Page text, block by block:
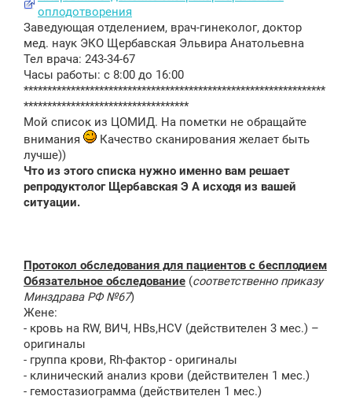
оплодотворения
Заведующая отделением, врач-гинеколог, доктор
мед. наук ЭКО Щербавская Эльвира Анатольевна
Тел врача: 243-34-67
Часы работы: c 8:00 до 16:00
****************************************************************
***********************************
Мой список из ЦОМИД. На пометки не обращайте
внимания
Качество сканирования желает быть
лучше))
Что из этого списка нужно именно вам решает
репродуктолог Щербавская Э А исходя из вашей
ситуации.
Протокол обследования для пациентов с бесплодием
Обязательное обследование (соответственно приказу
Минздрава РФ №67)
Жене:
- кровь на RW, ВИЧ, HBs,HCV (действителен 3 мес.) –
оригиналы
- группа крови, Rh-фактор - оригиналы
- клинический анализ крови (действителен 1 мес.)
- гемостазиограмма (действителен 1 мес.)